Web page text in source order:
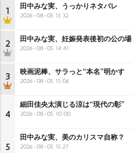
1 田中みな実、うっかりネタバレ
2026-08-05 15:32
2 田中みな実、妊娠発表後初の公の場
2026-08-05 14:41
3 映画泥棒、サラっと“本名”明かす
2026-08-05 15:06
4
細田佳央太演じる涼は“現代の彰”
2026-08-05 10:00
5
田中みな実、美のカリスマ自称？
2026-08-05 15:27